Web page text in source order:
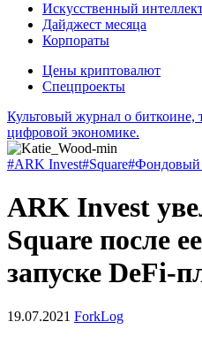
Искусственный
Дайджест месяца
Корпораты
Цены криптовалют
Спецпроекты
Культовый журнал о биткоине,
цифровой экономике.
#ARK Invest#Square
ARK Invest
Square после
запуске DeFi-
19.07.2021 ForkLog